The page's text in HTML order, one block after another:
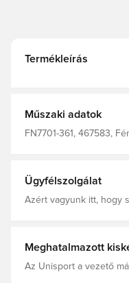
Termékleírás
Műszaki adatok
FN7701-361, 467583,
Ügyfélszolgálat
Azért vagyunk itt, hogy
Meghatalmazott
Az Unisport a vezető